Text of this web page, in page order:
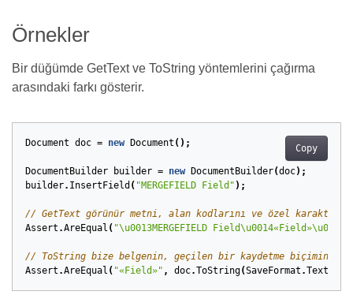
Örnekler
Bir düğümde GetText ve ToString yöntemlerini çağırma
arasındaki farkı gösterir.
Copy
Document doc = new Document ();
DocumentBuilder builder = new DocumentBuilder(doc);
builder. InsertField ( "MERGEFIELD Field" );
// GetText görünür metni, alan kodlarını ve özel
Assert .AreEqual ( "\u0013MERGEFIELD Field\u0014«Field»\u0015"
// ToString bize belgenin, geçilen bir kaydetme biçimine
Assert .AreEqual ( "«Field»" , doc.ToString(SaveFormat .Text